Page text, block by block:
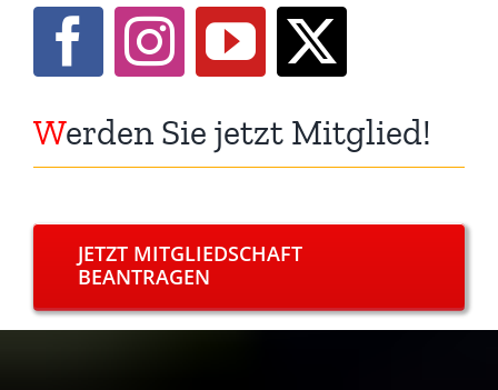
Werden Sie jetzt Mitglied!
JETZT MITGLIEDSCHAFT
BEANTRAGEN